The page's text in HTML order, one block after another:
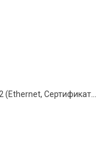
Генератор шума Покров, исполнение 2 (Ethernet, Сертификат ФСТЭК)